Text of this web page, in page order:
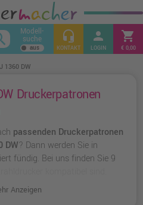
keyboard_arrow_up
Modell-
suche headset_mic
KONTAKT
person
LOGIN
shopping_cart
€ 0,00
1360 DW
Druckerpatronen
passenden Druckerpatronen
DW? Dann werden Sie in
fündig. Bei uns finden Sie 9
Druckerpatronen von
Hausmarke Ampertec
Anzeigen